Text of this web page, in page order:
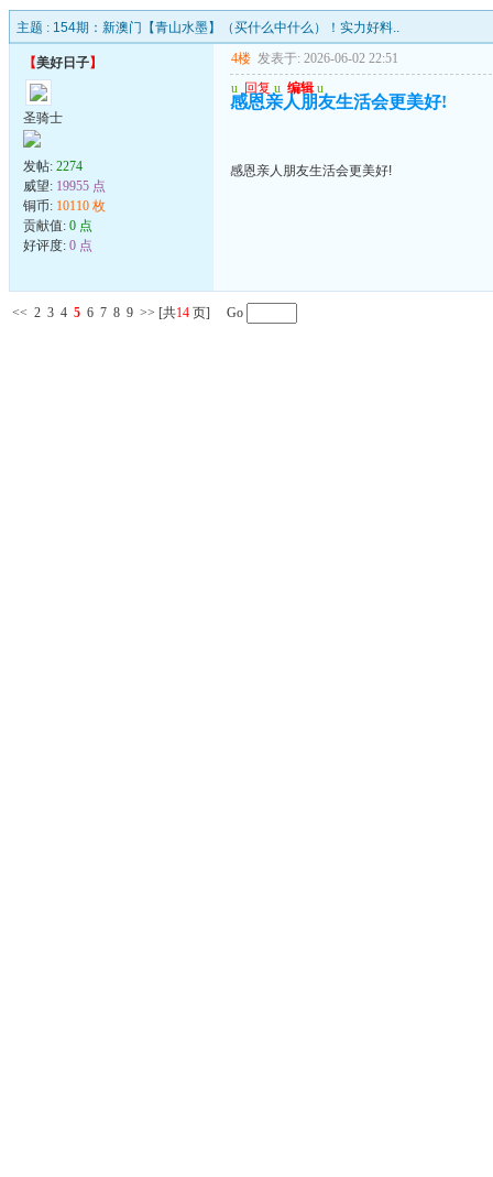
主题 : 154期：新澳门【青山水墨】（买什么中什么）！实力好料..
【美好日子】
圣骑士
发帖: 2274
威望: 19955 点
铜币: 10110 枚
贡献值: 0 点
好评度: 0 点
4楼 发表于: 2026-06-02 22:51
u 回复 u 编辑 u
感恩亲人朋友生活会更美好!
感恩亲人朋友生活会更美好!
<< 2 3 4 5 6 7 8 9 >> [共14 页] Go